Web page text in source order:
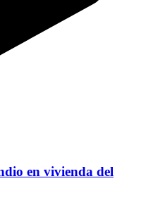
en vivienda del